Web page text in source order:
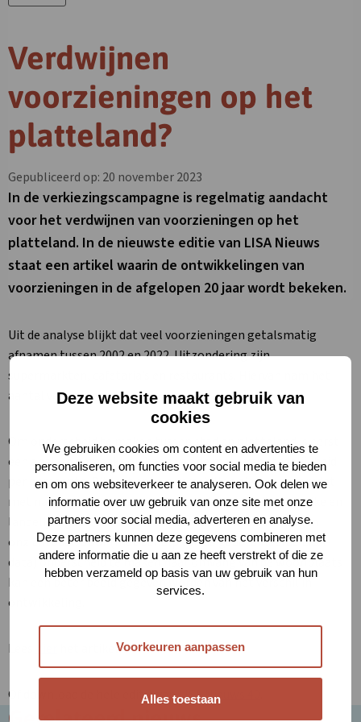
Deze website maakt gebruik van
cookies
We gebruiken cookies om content en advertenties te
personaliseren, om functies voor social media te bieden
en om ons websiteverkeer te analyseren. Ook delen we
informatie over uw gebruik van onze site met onze
partners voor social media, adverteren en analyse.
Deze partners kunnen deze gegevens combineren met
andere informatie die u aan ze heeft verstrekt of die ze
hebben verzameld op basis van uw gebruik van hun
services.
Voorkeuren aanpassen
Alles toestaan
Verdwijnen
voorzieningen op het
platteland?
Gepubliceerd op: 20 november 2023
In de verkiezingscampagne is regelmatig aandacht
voor het verdwijnen van voorzieningen op het
platteland. In de nieuwste editie van LISA Nieuws
staat een artikel waarin de ontwikkelingen van
voorzieningen in de afgelopen 20 jaar wordt bekeken.
Uit de analyse blijkt dat veel voorzieningen getalsmatig
afnamen tussen 2002 en 2022. Uitzondering zijn
supermarkten, cafetaria’s en restaurants. Hiervan nam het
aantal vestigingen juist toe.
Om onderscheid te maken tussen stad en platteland is eerst
een analyse gemaakt op basis van de mate van stedelijkheid
per gemeente. Dit laat enkele verschillen zien, maar omdat
met name grotere gemeenten vaak bestaan uit stedelijke en
landelijke gebieden blijft een deel van de ontwikkelingen
onzichtbaar. Door (met behulp van de gedetailleerde LISA-
data) onderscheid te maken naar omvang van de woonplaats
kan een beter beeld gegeven worden van het verschil in
ontwikkeling.
Lees het artikel.
Of download de hele editie vanLISA Nieuws 40